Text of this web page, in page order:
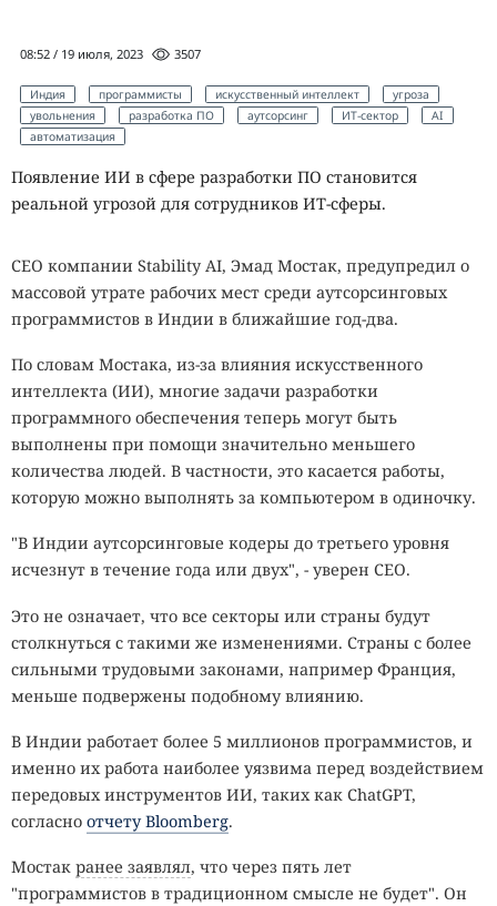
08:52 / 19 июля, 2023 3507
Индия программисты искусственный интеллект
угроза
увольнения
разработка ПО аутсорсинг ИТ-сектор
AI
автоматизация
Появление ИИ в сфере разработки ПО становится
реальной угрозой для сотрудников ИТ-сферы.
CEO компании Stability AI, Эмад Мостак, предупредил о
массовой утрате рабочих мест среди аутсорсинговых
программистов в Индии в ближайшие год-два.
По словам Мостака, из-за влияния искусственного
интеллекта (ИИ), многие задачи разработки
программного обеспечения теперь могут быть
выполнены при помощи значительно меньшего
количества людей. В частности, это касается работы,
которую можно выполнять за компьютером в одиночку.
"В Индии аутсорсинговые кодеры до третьего уровня
исчезнут в течение года или двух", - уверен CEO.
Это не означает, что все секторы или страны будут
столкнуться с такими же изменениями. Страны с более
сильными трудовыми законами, например Франция,
меньше подвержены подобному влиянию.
В Индии работает более 5 миллионов программистов, и
именно их работа наиболее уязвима перед воздействием
передовых инструментов ИИ, таких как ChatGPT,
согласно отчету Bloomberg.
Мостак ранее заявлял, что через пять лет
"программистов в традиционном смысле не будет". Он